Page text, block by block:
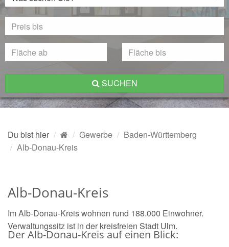
SUCHEN
Du bist hier Gewerbe
Baden-Württemberg
Alb-Donau-Kreis
Alb-Donau-Kreis
Im Alb-Donau-Kreis wohnen rund 188.000 Einwohner.
Verwaltungssitz ist in der kreisfreien Stadt Ulm.
Der Alb-Donau-Kreis auf einen Blick: